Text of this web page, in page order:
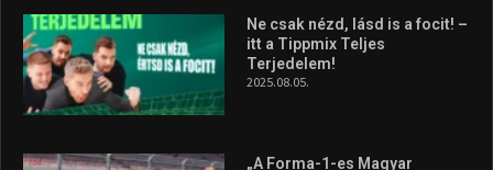
Ne csak nézd, lásd is a focit! –
itt a Tippmix Teljes
Terjedelem!
2025.08.05.
„A Forma-1-es Magyar